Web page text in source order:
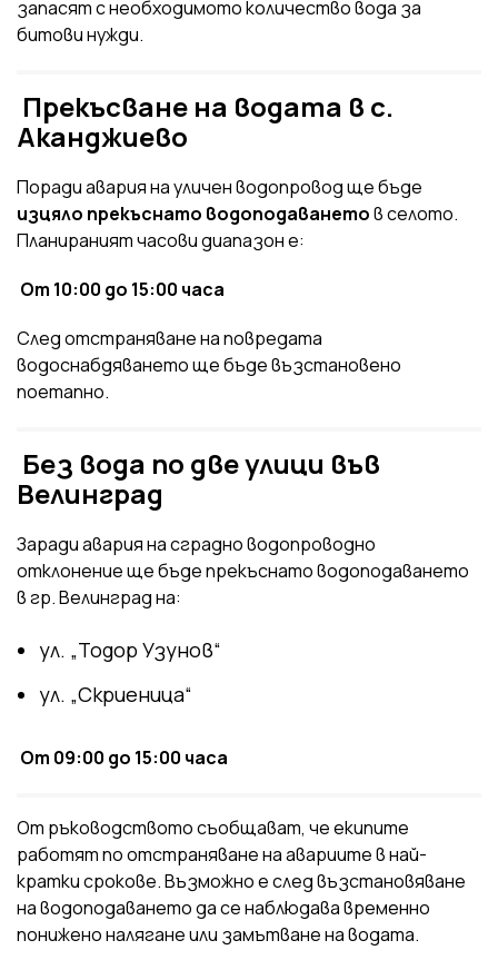
запасят с необходимото количество вода за
битови нужди.
Прекъсване на водата в с.
Аканджиево
Поради авария на уличен водопровод ще бъде
изцяло прекъснато водоподаванетов селото.
Планираният часови диапазон е:
От 10:00 до 15:00 часа
След отстраняване на повредата
водоснабдяването ще бъде възстановено
поетапно.
Без вода по две улици във
Велинград
Заради авария на сградно водопроводно
отклонение ще бъде прекъснато водоподаването
в гр. Велинград на:
ул. „Тодор Узунов“
ул. „Скриеница“
От 09:00 до 15:00 часа
От ръководството съобщават, че екипите
работят по отстраняване на авариите в най-
кратки срокове. Възможно е след възстановяване
на водоподаването да се наблюдава временно
понижено налягане или замътване на водата.